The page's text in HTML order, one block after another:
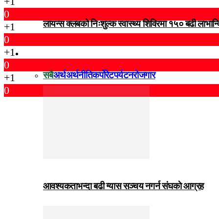
लायन्स क्लबको निःशुल्क स्वास्थ्य शिविरमा १५० बढी
सबैअर्थअर्थनीतिकर्पोरेटपर्यटनरोजगार
आवश्यकताभन्दा बढी ग्यास सञ्चय नगर्न संघकाे आग्रह
0
+1
0
+1
0
+1
0